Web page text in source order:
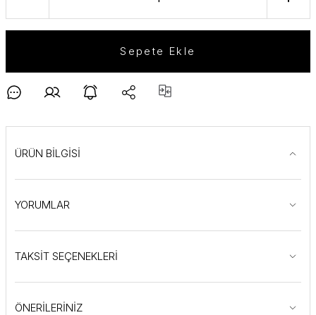
Sepete Ekle
ÜRÜN BİLGİSİ
YORUMLAR
TAKSİT SEÇENEKLERİ
ÖNERİLERİNİZ